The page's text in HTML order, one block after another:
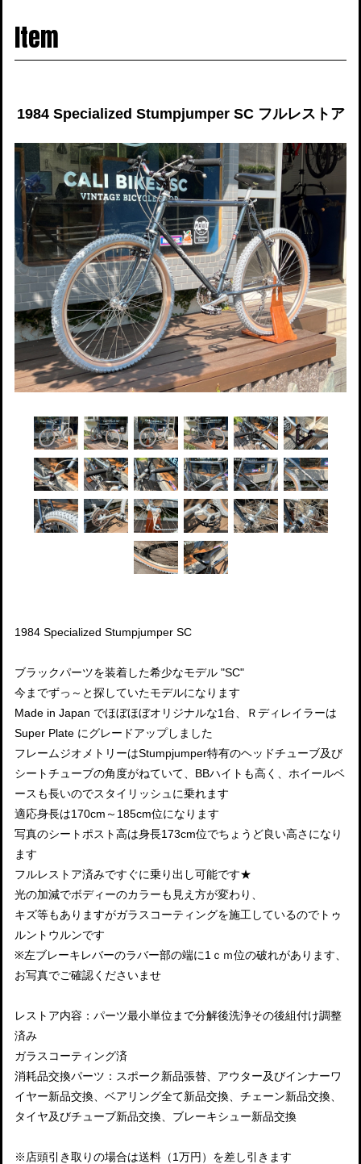
Item
1984 Specialized Stumpjumper SC フルレストア
1984 Specialized Stumpjumper SC
ブラックパーツを装着した希少なモデル "SC"
今までずっ～と探していたモデルになります
Made in Japan でほぼほぼオリジナルな1台、Ｒディレイラーは
Super Plate にグレードアップしました
フレームジオメトリーはStumpjumper特有のヘッドチューブ及び
シートチューブの角度がねていて、BBハイトも高く、ホイールベ
ースも長いのでスタイリッシュに乗れます
適応身長は170cm～185cm位になります
写真のシートポスト高は身長173cm位でちょうど良い高さになり
ます
フルレストア済みですぐに乗り出し可能です★
光の加減でボディーのカラーも見え方が変わり、
キズ等もありますがガラスコーティングを施工しているのでトゥ
ルントウルンです
※左ブレーキレバーのラバー部の端に1ｃｍ位の破れがあります、
お写真でご確認くださいませ
レストア内容：パーツ最小単位まで分解後洗浄その後組付け調整
済み
ガラスコーティング済
消耗品交換パーツ：スポーク新品張替、アウター及びインナーワ
イヤー新品交換、ベアリング全て新品交換、チェーン新品交換、
タイヤ及びチューブ新品交換、ブレーキシュー新品交換
※店頭引き取りの場合は送料（1万円）を差し引きます